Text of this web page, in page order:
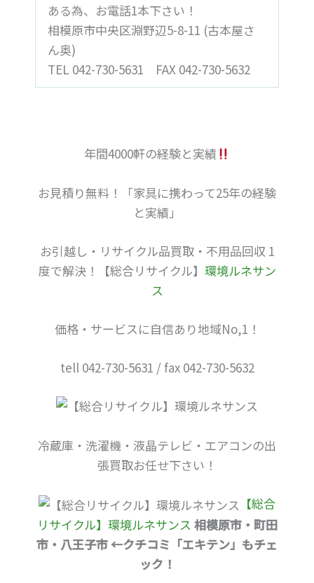
ある為、お電話1本下さい！
相模原市中央区淵野辺5-8-11 (古本屋さ
ん奥)
TEL 042-730-5631 FAX 042-730-5632
年間4000軒の経験と実績
お見積り無料！「家具に携わって25年の経験
と実績」
お引越し・リサイクル品買取・不用品回収 1
度で解決！【総合リサイクル】 環境ルネサン
ス
価格・サービスに自信あり地域No,1！
tell 042-730-5631 / fax 042-730-5632
冷蔵庫・洗濯機・液晶テレビ・エアコンの出
張買取お任せ下さい！
【総合
リサイクル】環境ルネサンス 相模原市・町田
市・八王子市 ←クチコミ「エキテン」もチェ
ック！